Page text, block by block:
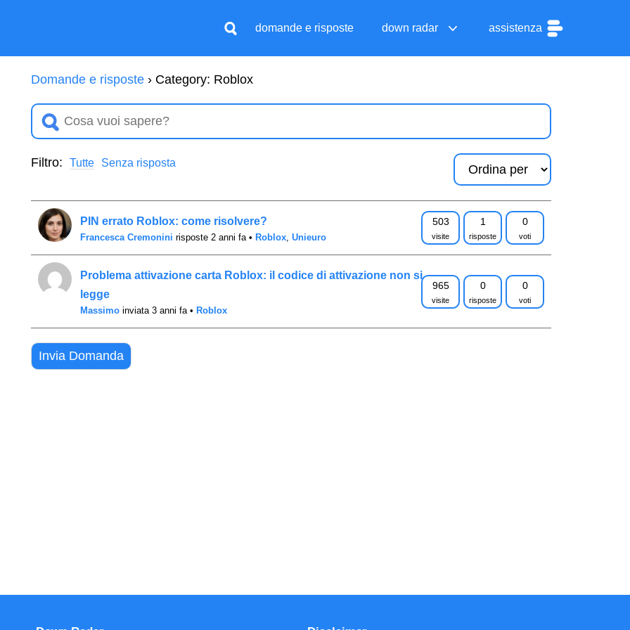
domande e risposte down radar assistenza
Domande e risposte › Category: Roblox
Filtro: Tutte Senza risposta
PIN errato Roblox: come risolvere?
Francesca Cremonini risposte 2 anni fa• Roblox, Unieuro
503
visite
1
risposte
0
voti
Problema attivazione carta Roblox: il codice di attivazione non si
legge
Massimo inviata 3 anni fa• Roblox
965
visite
0
risposte
0
voti
Invia Domanda